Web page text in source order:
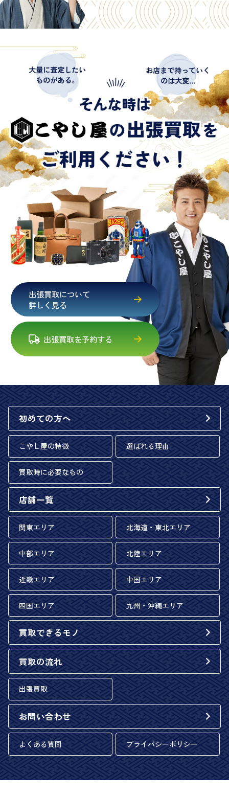
出張買取について
詳しく見る
出張買取を予約する
初めての方へ
こやし屋の特徴 選ばれる理由
買取時に必要なもの
店舗一覧
関東エリア 北海道・東北エリア
中部エリア 北陸エリア
近畿エリア 中国エリア
四国エリア 九州・沖縄エリア
買取できるモノ
買取の流れ
出張買取
お問い合わせ
よくある質問 プライバシーポリシー